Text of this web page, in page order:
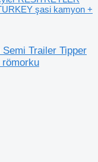
şasi kamyon +
Trailer Tipper
römorku